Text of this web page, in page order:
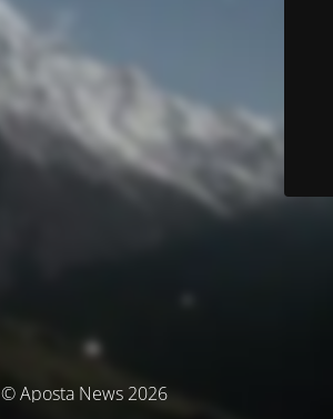
© Aposta News 2026